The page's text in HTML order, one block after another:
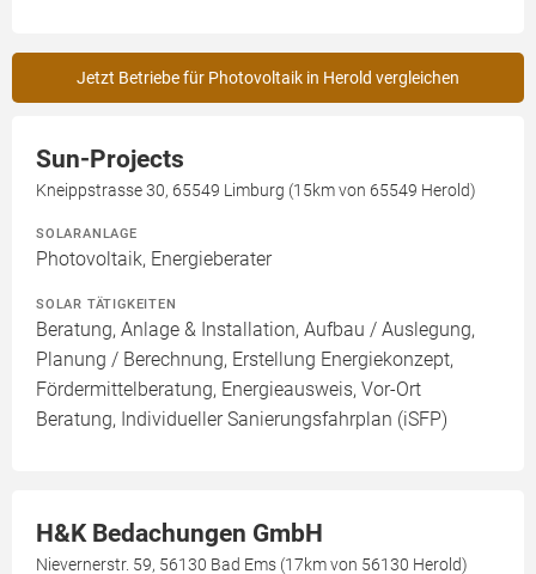
Jetzt Betriebe für Photovoltaik in Herold vergleichen
Sun-Projects
Kneippstrasse 30, 65549 Limburg (15km von 65549 Herold)
SOLARANLAGE
Photovoltaik, Energieberater
SOLAR TÄTIGKEITEN
Beratung, Anlage & Installation, Aufbau / Auslegung,
Planung / Berechnung, Erstellung Energiekonzept,
Fördermittelberatung, Energieausweis, Vor-Ort
Beratung, Individueller Sanierungsfahrplan (iSFP)
H&K Bedachungen GmbH
Nievernerstr. 59, 56130 Bad Ems (17km von 56130 Herold)